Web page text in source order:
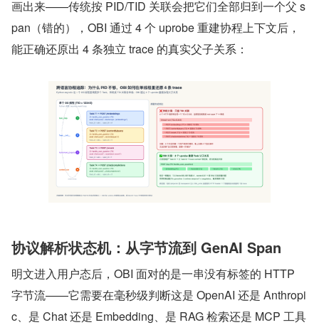
画出来——传统按 PID/TID 关联会把它们全部归到一个父 s
pan（错的），OBI 通过 4 个 uprobe 重建协程上下文后，
能正确还原出 4 条独立 trace 的真实父子关系：
协议解析状态机：从字节流到 GenAI Span
明文进入用户态后，OBI 面对的是一串没有标签的 HTTP
字节流——它需要在毫秒级判断这是 OpenAI 还是 Anthropi
c、是 Chat 还是 Embedding、是 RAG 检索还是 MCP 工具